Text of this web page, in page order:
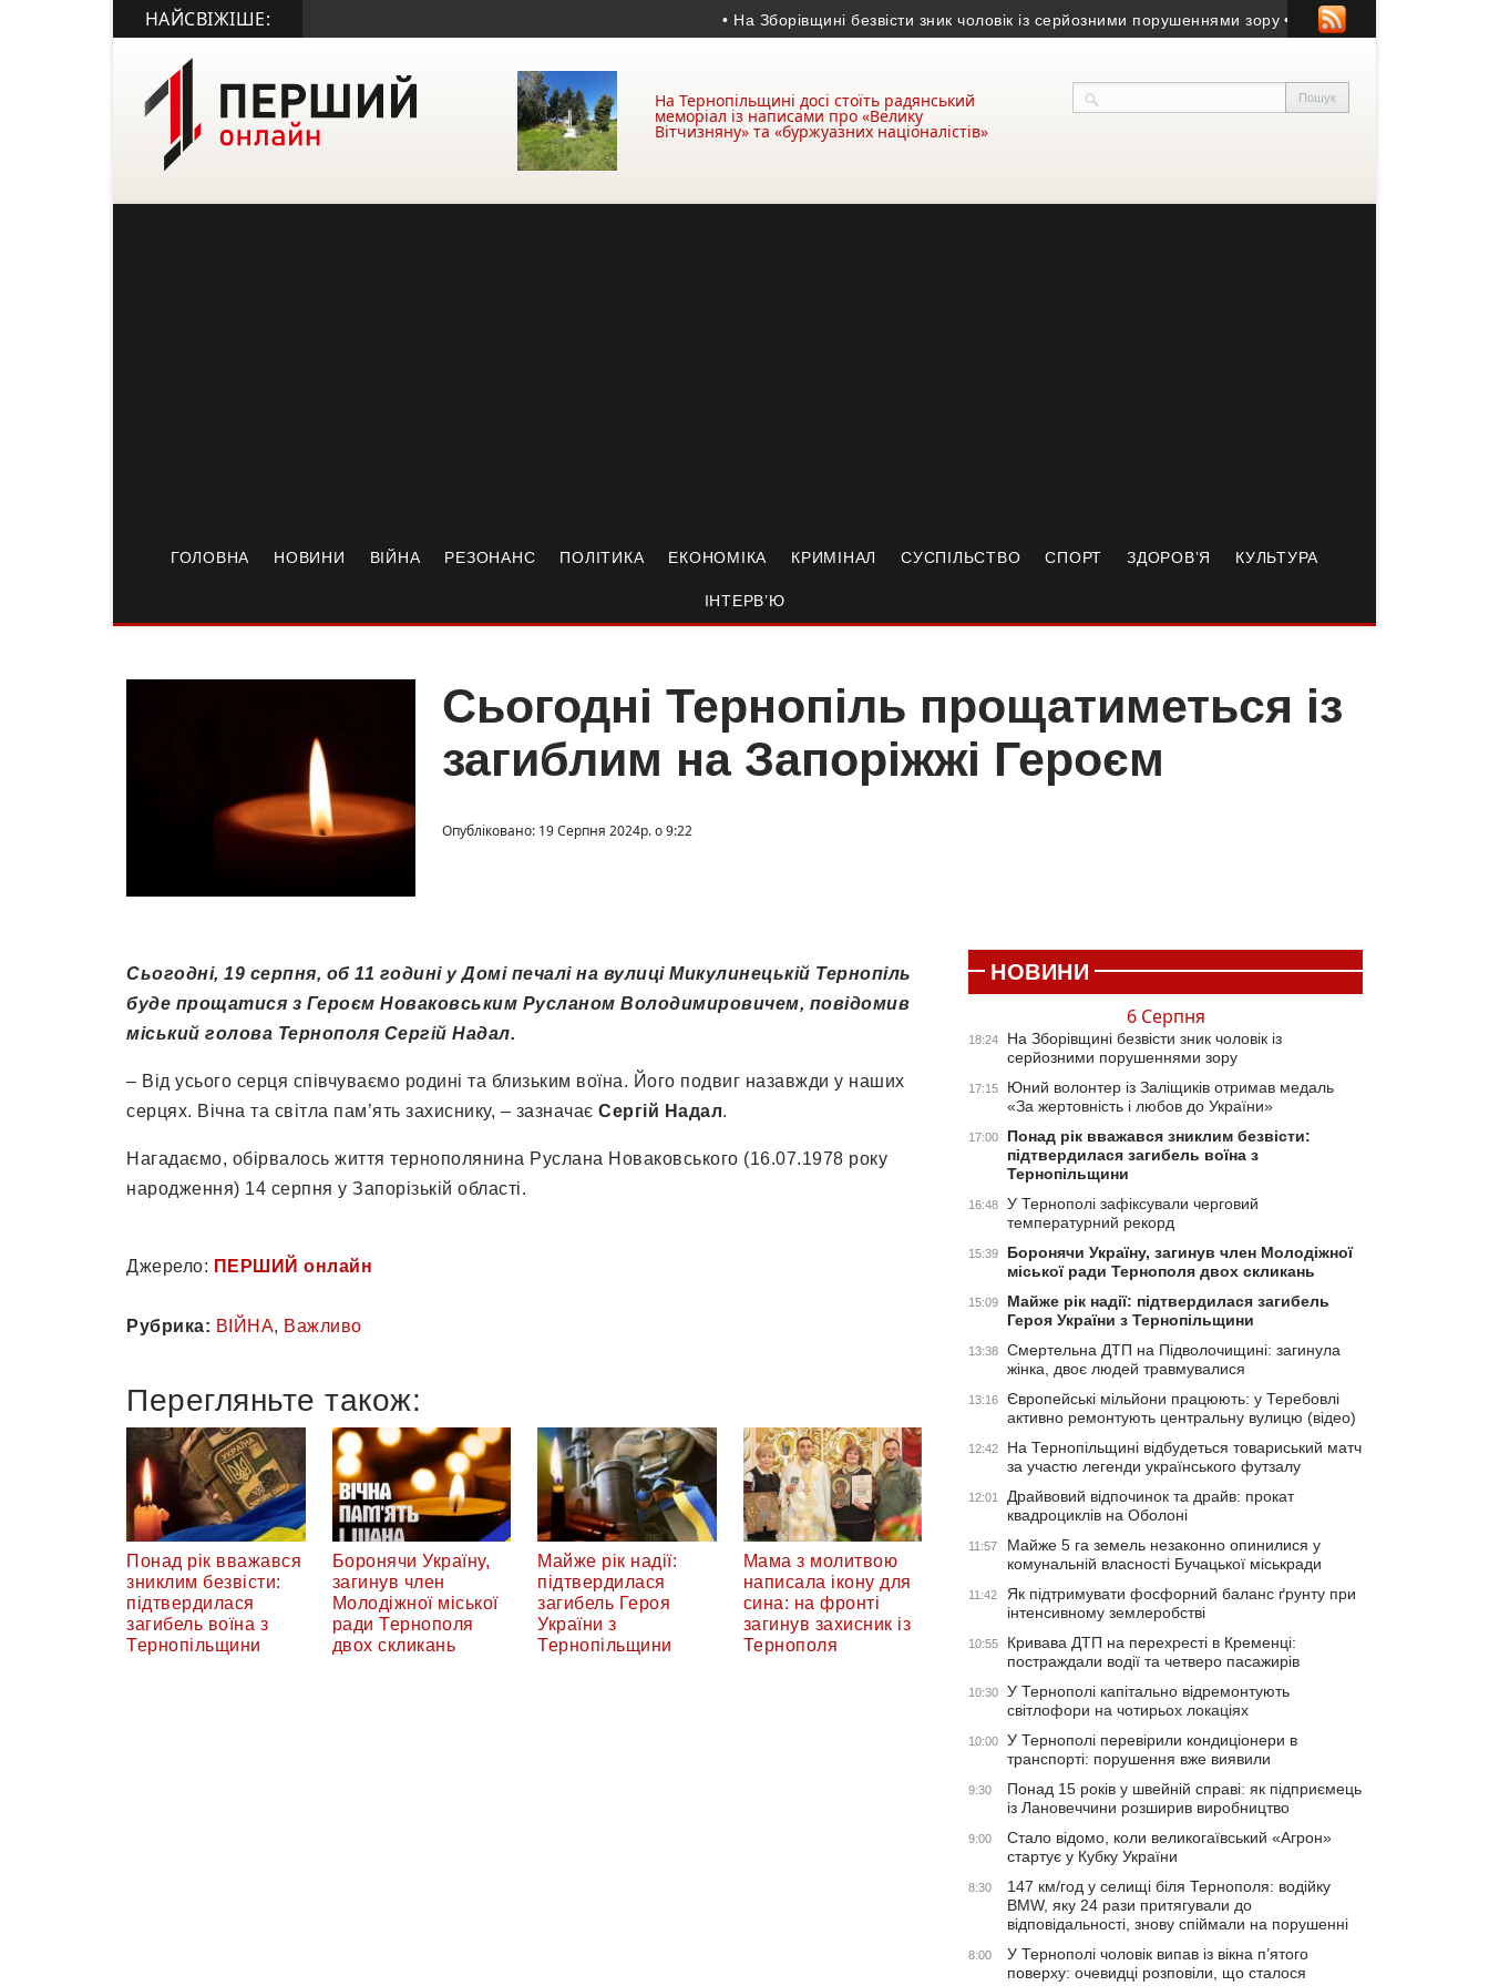
НАЙСВІЖІШЕ: • На Зборівщині безвісти зник чоловік із серйозними порушеннями зору • Юний волонтер із Заліщиків
На Тернопільщині досі стоїть радянський
меморіал із написами про «Велику
Вітчизняну» та «буржуазних націоналістів»
ГОЛОВНА НОВИНИ ВІЙНА РЕЗОНАНС ПОЛІТИКА ЕКОНОМІКА КРИМІНАЛ СУСПІЛЬСТВО СПОРТ ЗДОРОВ’Я КУЛЬТУРА
ІНТЕРВ’Ю
Сьогодні Тернопіль прощатиметься із
загиблим на Запоріжжі Героєм
Опубліковано: 19 Серпня 2024р. о 9:22
Сьогодні, 19 серпня, об 11 годині у Домі печалі на вулиці Микулинецькій Тернопіль
буде прощатися з Героєм Новаковським Русланом Володимировичем, повідомив
міський голова Тернополя Сергій Надал.
– Від усього серця співчуваємо родині та близьким воїна. Його подвиг назавжди у наших
серцях. Вічна та світла пам’ять захиснику, – зазначає Сергій Надал.
Нагадаємо, обірвалось життя тернополянина Руслана Новаковського (16.07.1978 року
народження) 14 серпня у Запорізькій області.
Джерело: ПЕРШИЙ онлайн
Рубрика: ВІЙНА, Важливо
Перегляньте також:
Понад рік вважався
зниклим безвісти:
підтвердилася
загибель воїна з
Тернопільщини
Боронячи Україну,
загинув член
Молодіжної міської
ради Тернополя
двох скликань
Майже рік надії:
підтвердилася
загибель Героя
України з
Тернопільщини
Мама з молитвою
написала ікону для
сина: на фронті
загинув захисник із
Тернополя
НОВИНИ
6 Серпня
18:24
На Зборівщині безвісти зник чоловік із
серйозними порушеннями зору
17:15
Юний волонтер із Заліщиків отримав медаль
«За жертовність і любов до України»
17:00
Понад рік вважався зниклим безвісти:
підтвердилася загибель воїна з
Тернопільщини
16:48
У Тернополі зафіксували черговий
температурний рекорд
15:39
Боронячи Україну, загинув член Молодіжної
міської ради Тернополя двох скликань
15:09
Майже рік надії: підтвердилася загибель
Героя України з Тернопільщини
13:38
Смертельна ДТП на Підволочищині: загинула
жінка, двоє людей травмувалися
13:16
Європейські мільйони працюють: у Теребовлі
активно ремонтують центральну вулицю (відео)
12:42
На Тернопільщині відбудеться товариський матч
за участю легенди українського футзалу
12:01
Драйвовий відпочинок та драйв: прокат
квадроциклів на Оболоні
11:57
Майже 5 га земель незаконно опинилися у
комунальній власності Бучацької міськради
11:42
Як підтримувати фосфорний баланс ґрунту при
інтенсивному землеробстві
10:55
Кривава ДТП на перехресті в Кременці:
постраждали водії та четверо пасажирів
10:30
У Тернополі капітально відремонтують
світлофори на чотирьох локаціях
10:00
У Тернополі перевірили кондиціонери в
транспорті: порушення вже виявили
9:30
Понад 15 років у швейній справі: як підприємець
із Лановеччини розширив виробництво
9:00
Стало відомо, коли великогаївський «Агрон»
стартує у Кубку України
8:30
147 км/год у селищі біля Тернополя: водійку
BMW, яку 24 рази притягували до
відповідальності, знову спіймали на порушенні
8:00
У Тернополі чоловік випав із вікна п’ятого
поверху: очевидці розповіли, що сталося